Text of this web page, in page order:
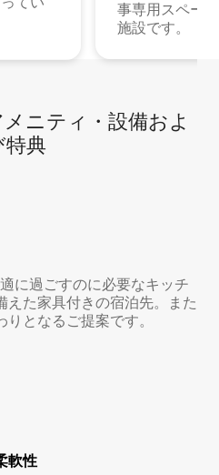
事専用スペー
施設です。
ニ⁠テ⁠ィ⁠・設⁠備⁠およ
特⁠典
に過ごすのに必要なキッチ
えた家具付きの宿泊先。また
となるご提案です。
軟性